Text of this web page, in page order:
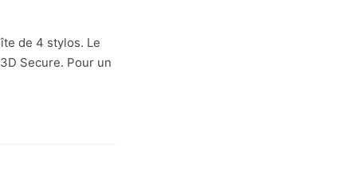
de 4 stylos. Le
Secure. Pour un